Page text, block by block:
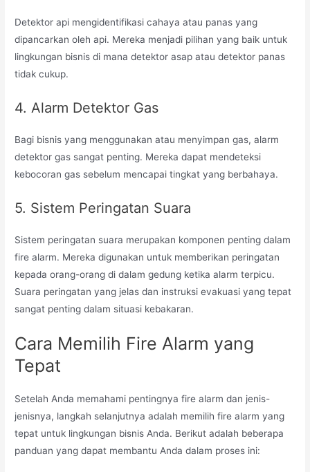
Detektor api mengidentifikasi cahaya atau panas yang
dipancarkan oleh api. Mereka menjadi pilihan yang baik untuk
lingkungan bisnis di mana detektor asap atau detektor panas
tidak cukup.
4. Alarm Detektor Gas
Bagi bisnis yang menggunakan atau menyimpan gas, alarm
detektor gas sangat penting. Mereka dapat mendeteksi
kebocoran gas sebelum mencapai tingkat yang berbahaya.
5. Sistem Peringatan Suara
Sistem peringatan suara merupakan komponen penting dalam
fire alarm. Mereka digunakan untuk memberikan peringatan
kepada orang-orang di dalam gedung ketika alarm terpicu.
Suara peringatan yang jelas dan instruksi evakuasi yang tepat
sangat penting dalam situasi kebakaran.
Cara Memilih Fire Alarm yang
Tepat
Setelah Anda memahami pentingnya fire alarm dan jenis-
jenisnya, langkah selanjutnya adalah memilih fire alarm yang
tepat untuk lingkungan bisnis Anda. Berikut adalah beberapa
panduan yang dapat membantu Anda dalam proses ini: